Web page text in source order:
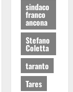
sindaco
franco
ancona
Stefano
Coletta
taranto
Tares